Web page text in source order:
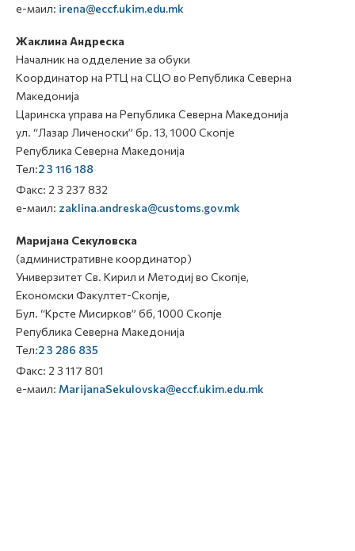
е-маил: irena@eccf.ukim.edu.mk
Жаклина Андреска
Началник на одделение за обуки
Координатор на РТЦ на СЦО во Република Северна
Македонија
Царинска управа на Република Северна Македонија
ул. “Лазар Личеноски” бр. 13, 1000 Скопје
Република Северна Македонија
Тел:2 3 116 188
Факс: 2 3 237 832
е-маил: zaklina.andreska@customs.gov.mk
Маријана Секуловска
(административне координатор)
Универзитет Св. Кирил и Методиј во Скопје,
Економски Факултет-Скопје,
Бул. “Крсте Мисирков” бб, 1000 Скопје
Република Северна Македонија
Тел:2 3 286 835
Факс: 2 3 117 801
е-маил: MarijanaSekulovska@eccf.ukim.edu.mk